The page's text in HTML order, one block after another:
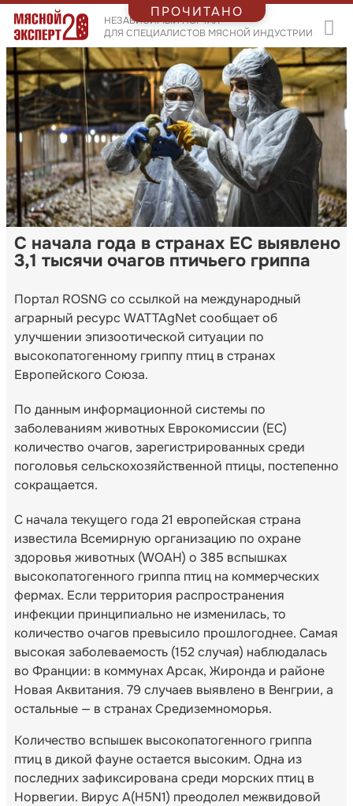
НЕЗАВИСИМЫЙ ПОРТАЛ
ДЛЯ СПЕЦИАЛИСТОВ МЯСНОЙ ИНДУСТРИИ
С начала года в странах ЕС выявлено
3,1 тысячи очагов птичьего гриппа
Портал ROSNG со ссылкой на международный
аграрный ресурс WATTAgNet сообщает об
улучшении эпизоотической ситуации по
высокопатогенному гриппу птиц в странах
Европейского Союза.
По данным информационной системы по
заболеваниям животных Еврокомиссии (EC)
количество очагов, зарегистрированных среди
поголовья сельскохозяйственной птицы, постепенно
сокращается.
С начала текущего года 21 европейская страна
известила Всемирную организацию по охране
здоровья животных (WOAH) о 385 вспышках
высокопатогенного гриппа птиц на коммерческих
фермах. Если территория распространения
инфекции принципиально не изменилась, то
количество очагов превысило прошлогоднее. Самая
высокая заболеваемость (152 случая) наблюдалась
во Франции: в коммунах Арсак, Жиронда и районе
Новая Аквитания. 79 случаев выявлено в Венгрии, а
остальные — в странах Средиземноморья.
Количество вспышек высокопатогенного гриппа
птиц в дикой фауне остается высоким. Одна из
последних зафиксирована среди морских птиц в
Норвегии. Вирус A(H5N1) преодолел межвидовой
ПРОЧИТАНО